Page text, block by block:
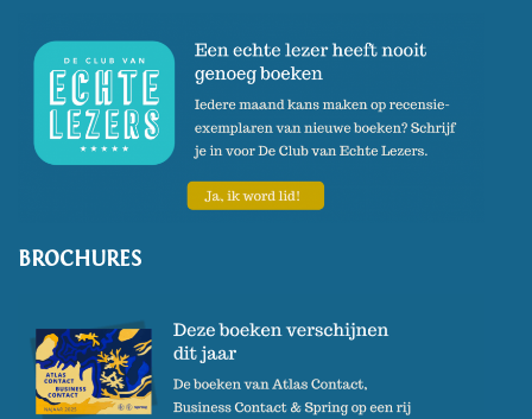
BROCHURES